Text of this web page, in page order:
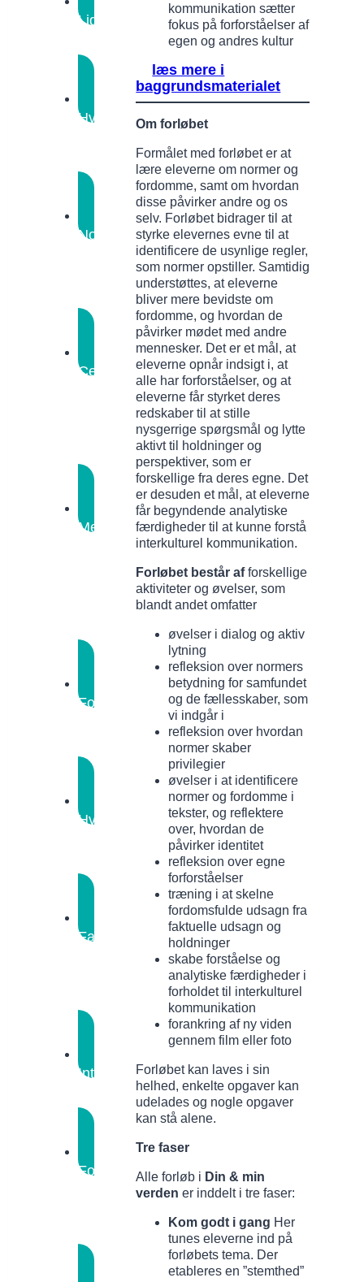
Lige
Stoleleg
Hvad
Samtaler
Normer
film
Analyseopgave
Centralt
tekstafsnitOplæsning
bevægelse
benspænd
Med
Øvelse
privilegier
Forforståelser Rolle
frem
Hvad
Samtaler
Fakta,
Informationsanalyse
Interkulturel
kommunikation
Tekstanalyse
Fordomme
analyse
kommunikation sætter
fokus på forforståelser af
egen og andres kultur
læs mere i
baggrundsmaterialet
Om forløbet
Formålet med forløbet er at
lære eleverne om normer og
fordomme, samt om hvordan
disse påvirker andre og os
selv. Forløbet bidrager til at
styrke elevernes evne til at
identificere de usynlige regler,
som normer opstiller. Samtidig
understøttes, at eleverne
bliver mere bevidste om
fordomme, og hvordan de
påvirker mødet med andre
mennesker. Det er et mål, at
eleverne opnår indsigt i, at
alle har forforståelser, og at
eleverne får styrket deres
redskaber til at stille
nysgerrige spørgsmål og lytte
aktivt til holdninger og
perspektiver, som er
forskellige fra deres egne. Det
er desuden et mål, at eleverne
får begyndende analytiske
færdigheder til at kunne forstå
interkulturel kommunikation.
Forløbet består afforskellige
aktiviteter og øvelser, som
blandt andet omfatter
øvelser i dialog og aktiv
lytning
refleksion over normers
betydning for samfundet
og de fællesskaber, som
vi indgår i
refleksion over hvordan
normer skaber
privilegier
øvelser i at identificere
normer og fordomme i
tekster, og reflektere
over, hvordan de
påvirker identitet
refleksion over egne
forforståelser
træning i at skelne
fordomsfulde udsagn fra
faktuelle udsagn og
holdninger
skabe forståelse og
analytiske færdigheder i
forholdet til interkulturel
kommunikation
forankring af ny viden
gennem film eller foto
Forløbet kan laves i sin
helhed, enkelte opgaver kan
udelades og nogle opgaver
kan stå alene.
Tre faser
Alle forløb i Din & min
verden er inddelt i tre faser:
Kom godt i gang Her
tunes eleverne ind på
forløbets tema. Der
etableres en ”stemthed”